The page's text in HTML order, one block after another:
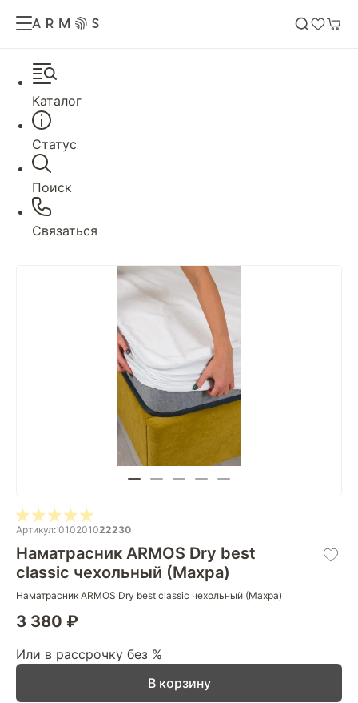
Каталог
Статус
Поиск
Связаться
Артикул: 010201022230
Наматрасник ARMOS Dry best
classic чехольный (Махра)
Наматрасник ARMOS Dry best classic чехольный (Махра)
3 380 ₽
Или в рассрочку без %
В корзину